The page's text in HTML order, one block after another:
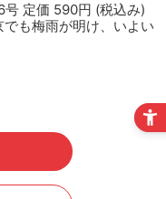
定価 590円 (税込み)
も梅雨が明け、いよい